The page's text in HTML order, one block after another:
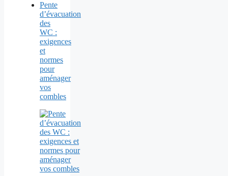
Pente
d’évacuation
des
WC :
exigences
et
normes
pour
aménager
vos
combles